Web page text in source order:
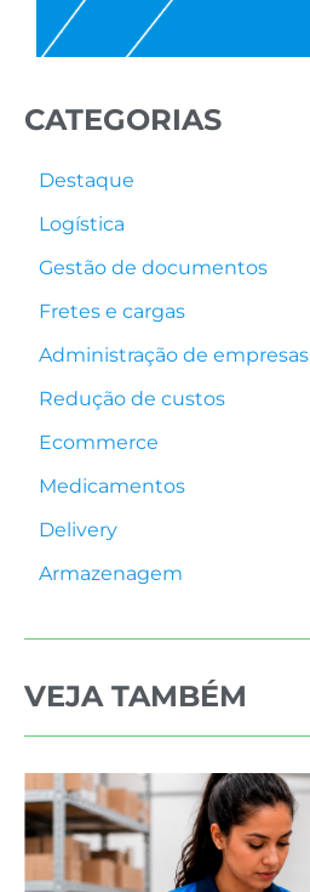
CATEGORIAS
Destaque
Logística
Gestão de documentos
Fretes e cargas
Administração de empresas
Redução de custos
Ecommerce
Medicamentos
Delivery
Armazenagem
VEJA TAMBÉM